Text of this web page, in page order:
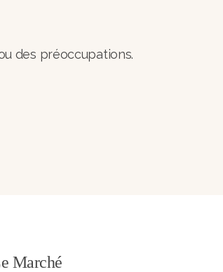
des préoccupations.
Marché